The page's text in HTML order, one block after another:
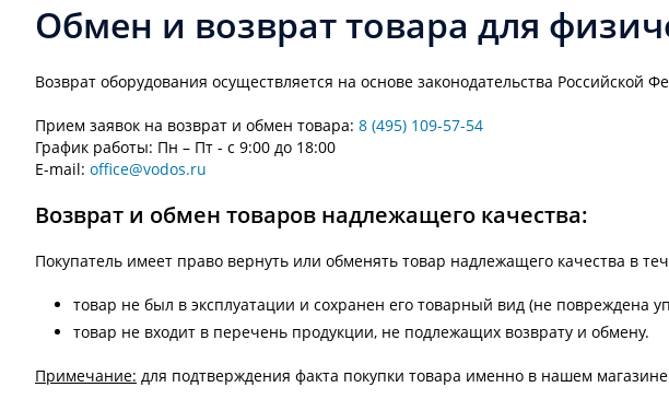
Обмен и возврат товара для
Возврат оборудования осуществляется на основе законодательства
Прием заявок на возврат и обмен товара: 8 (495) 109-57-54
График работы: Пн – Пт - с 9:00 до 18:00
E-mail: office@vodos.ru
Возврат и обмен товаров надлежащего качества:
Покупатель имеет право вернуть или обменять товар надлежащего качества в
товар не был в эксплуатации и сохранен его товарный вид (не повреждена
товар не входит в перечень продукции, не подлежащих возврату и обмену.
Примечание: для подтверждения факта покупки товара именно в нашем